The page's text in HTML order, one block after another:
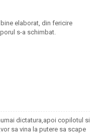
elaborat, din fericire
s-a schimbat.
dictatura,apoi copilotul si
sa vina la putere sa scape